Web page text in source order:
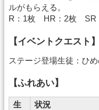
ルがもらえる。
R：1枚 HR：2枚 SR
【イベントクエスト】
ステージ登場生徒：
【ふれあい】
生
状況